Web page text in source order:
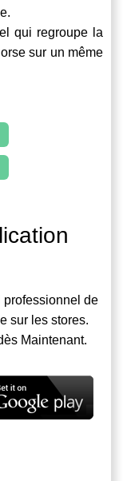
qui regroupe la
sur un même
professionnel de
sur les stores.
Maintenant.